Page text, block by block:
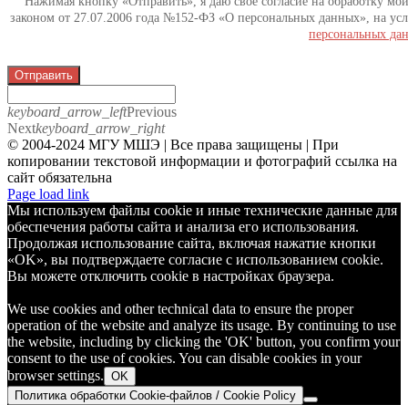
законом от 27.07.2006 года №152-ФЗ «О персональных данных», на
персональных
Отправить
keyboard_arrow_leftPrevious
Nextkeyboard_arrow_right
© 2004-2024 МГУ МШЭ | Все права защищены | При
копировании текстовой информации и фотографий ссылка на
сайт обязательна
Telegram
Page load link
Мы используем файлы cookie и иные технические данные для
обеспечения работы сайта и анализа его использования.
Продолжая использование сайта, включая нажатие кнопки
«OK», вы подтверждаете согласие с использованием cookie.
Вы можете отключить cookie в настройках браузера.
We use cookies and other technical data to ensure the proper
operation of the website and analyze its usage. By continuing to use
the website, including by clicking the 'OK' button, you confirm your
consent to the use of cookies. You can disable cookies in your
browser settings. OK
Политика обработки Cookie-файлов / Cookie Policy